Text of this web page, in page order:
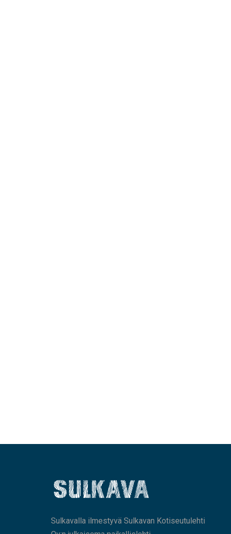
Sulkavalla ilmestyvä Sulkavan Kotiseutulehti